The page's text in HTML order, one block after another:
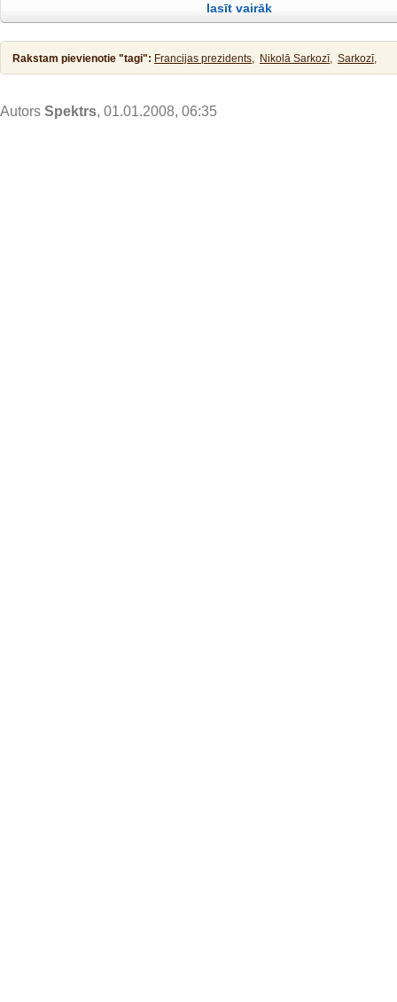
taisnību! Tad viņš to pieļāva. Pēc kristības Jēzus tūliņ izkāpa no ūdens,
lasīt vairāk
Rakstam pievienotie "tagi": Francijas prezidents, Nikolā Sarkozī, Sarkozī,
Autors Spektrs, 01.01.2008, 06:35